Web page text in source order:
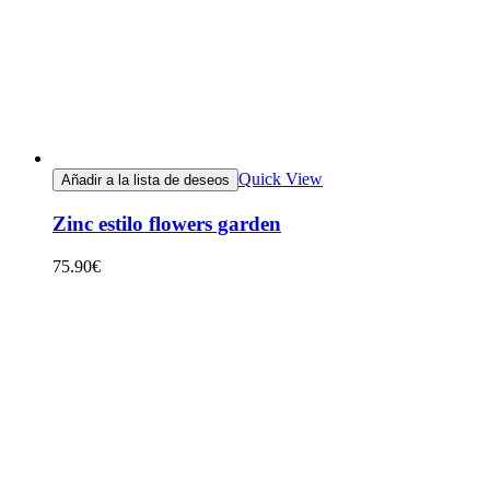
Añadir a la lista de deseos Quick View
Zinc estilo flowers garden
75.90€